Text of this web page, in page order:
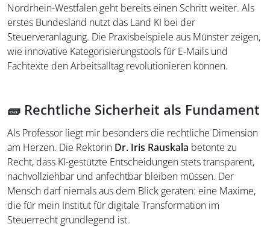
Nordrhein-Westfalen geht bereits einen Schritt weiter. Als
erstes Bundesland nutzt das Land KI bei der
Steuerveranlagung. Die Praxisbeispiele aus Münster zeigen,
wie innovative Kategorisierungstools für E-Mails und
Fachtexte den Arbeitsalltag revolutionieren können.
🧱 Rechtliche Sicherheit als Fundament
Als Professor liegt mir besonders die rechtliche Dimension
am Herzen. Die Rektorin Dr. Iris Rauskala betonte zu
Recht, dass KI-gestützte Entscheidungen stets transparent,
nachvollziehbar und anfechtbar bleiben müssen. Der
Mensch darf niemals aus dem Blick geraten: eine Maxime,
die für mein Institut für digitale Transformation im
Steuerrecht grundlegend ist.